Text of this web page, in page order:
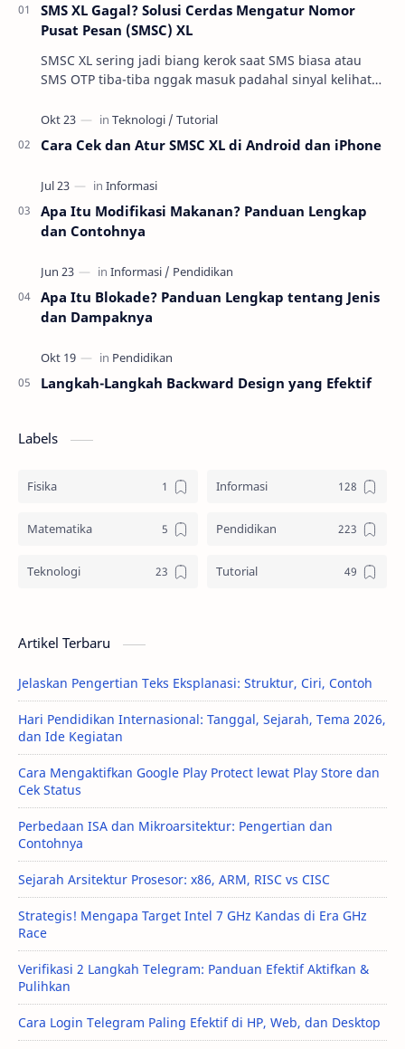
SMS XL Gagal? Solusi Cerdas Mengatur Nomor
Pusat Pesan (SMSC) XL
SMSC XL sering jadi biang kerok saat SMS biasa atau
SMS OTP tiba-tiba nggak masuk padahal sinyal kelihatan
Cara Cek dan Atur SMSC XL di Android dan iPhone
Apa Itu Modifikasi Makanan? Panduan Lengkap
dan Contohnya
Apa Itu Blokade? Panduan Lengkap tentang Jenis
dan Dampaknya
Langkah-Langkah Backward Design yang Efektif
Labels
Fisika Informasi
Matematika Pendidikan
Teknologi Tutorial
Artikel Terbaru
Jelaskan Pengertian Teks Eksplanasi: Struktur, Ciri, Contoh
Hari Pendidikan Internasional: Tanggal, Sejarah, Tema 2026,
dan Ide Kegiatan
Cara Mengaktifkan Google Play Protect lewat Play Store dan
Cek Status
Perbedaan ISA dan Mikroarsitektur: Pengertian dan
Contohnya
Sejarah Arsitektur Prosesor: x86, ARM, RISC vs CISC
Strategis! Mengapa Target Intel 7 GHz Kandas di Era GHz
Race
Verifikasi 2 Langkah Telegram: Panduan Efektif Aktifkan &
Pulihkan
Cara Login Telegram Paling Efektif di HP, Web, dan Desktop